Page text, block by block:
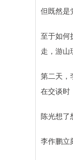
但既然是
至于如何
走，游山
第二天，
在交谈时
陈光想了
李作鹏立